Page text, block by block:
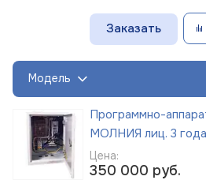
Заказать
Модель
Программно-
МОЛНИЯ лиц. 3 года
Цена:
350 000 руб.